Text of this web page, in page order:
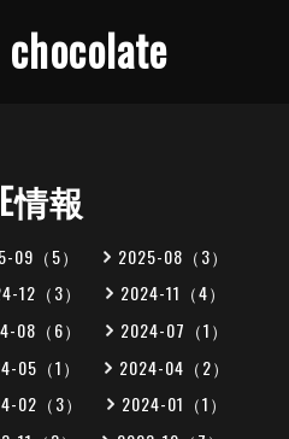
情報
09（5）
2025-08（3）
12（3）
2024-11（4）
08（6）
2024-07（1）
05（1）
2024-04（2）
02（3）
2024-01（1）